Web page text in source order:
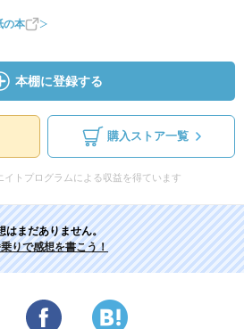
の本
本棚に登録する
購入ストア一覧
イトプログラムによる収益を得ています
はまだありません。
りで感想を書こう！